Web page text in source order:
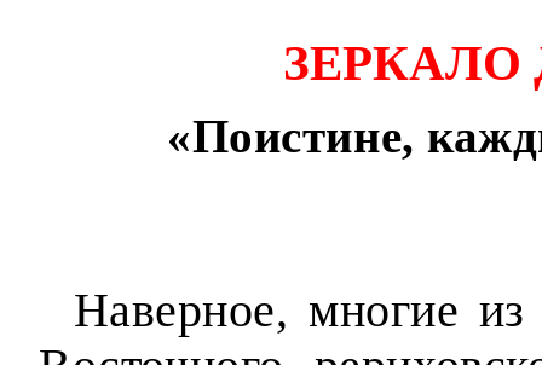
ЗЕРКАЛО
«Поистине,
Наверное, многие